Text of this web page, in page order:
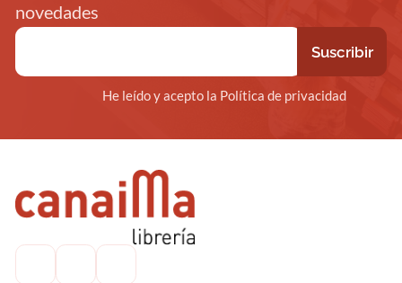
novedades
He leído y acepto la Política de privacidad